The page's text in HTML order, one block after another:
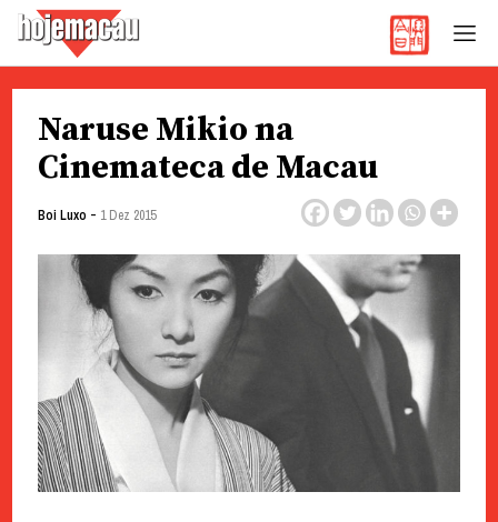
content
Naruse Mikio na
Cinemateca de Macau
Boi Luxo - 1 Dez 2015